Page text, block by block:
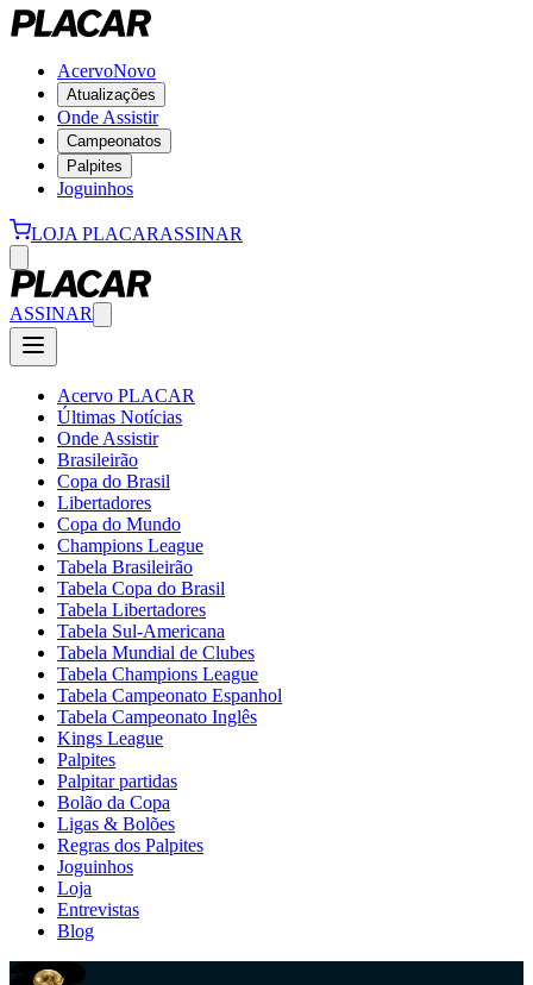
AcervoNovo
Atualizações
Onde Assistir
Campeonatos
Palpites
Joguinhos
LOJA PLACARASSINAR
ASSINAR
Acervo PLACAR
Últimas Notícias
Onde Assistir
Brasileirão
Copa do Brasil
Libertadores
Copa do Mundo
Champions League
Tabela Brasileirão
Tabela Copa do Brasil
Tabela Libertadores
Tabela Sul-Americana
Tabela Mundial de Clubes
Tabela Champions League
Tabela Campeonato Espanhol
Tabela Campeonato Inglês
Kings League
Palpites
Palpitar partidas
Bolão da Copa
Ligas & Bolões
Regras dos Palpites
Joguinhos
Loja
Entrevistas
Blog